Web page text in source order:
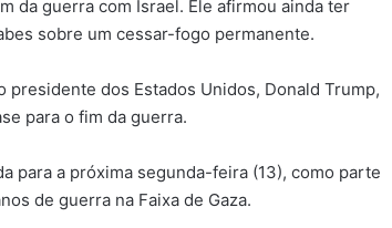
da guerra com Israel. Ele afirmou ainda ter
sobre um cessar-fogo permanente.
dos Estados Unidos, Donald Trump,
para o fim da guerra.
para a próxima segunda-feira (13), como parte
de guerra na Faixa de Gaza.